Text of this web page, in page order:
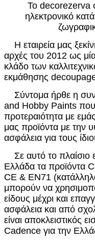
Το decorezerva
ηλεκτρονικό
Η εταιρεία μας
αρχές του 2012 ως
κλάδο των
εκμάθησης
Σύντομα ήρθε η
and Hobby Paints που
προτεραιότητα με
μας προϊόντα με την
ασφάλεια για τους
Σε αυτό το πλαίσιο
Ελλάδα τα προϊόντα
CE & EN71
μπορούν να
είδους μέχρι και
ασφάλεια και από
είναι αποκλειστικός
Cadence για την